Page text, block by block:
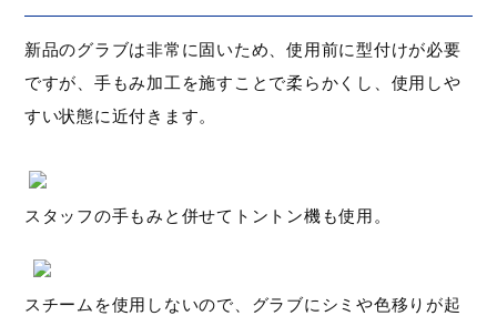
新品のグラブは非常に固いため、使用前に型付けが必要
ですが、手もみ加工を施すことで柔らかくし、使用しや
すい状態に近付きます。
スタッフの手もみと併せてトントン機も使用。
スチームを使用しないので、グラブにシミや色移りが起